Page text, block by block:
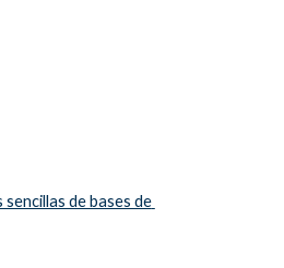
de bases de